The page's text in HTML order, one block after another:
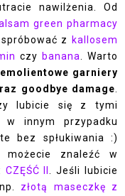
nawilżenia. Od
green pharmacy
zkallosem
czy banana
. Warto
emolientowe garniery
goodbye damage
lubicie się z tymi
w innym przypadku
bez spłukiwania :)
możecie znaleźć w
CZĘŚĆ II
. Jeśli lubicie
złotą maseczkę z